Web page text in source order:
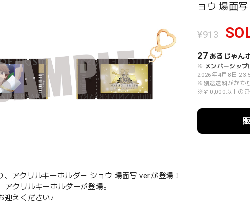
ョウ 場面写
¥913
27 あるじゃん
※ メンバーシップ
2026年4月8日
※別途送料がかか
※¥10,000以上のご
、アクリルキーホルダー ショウ 場面写 ver.が登場！
アクリルキーホルダーが登場。
迎えください♪